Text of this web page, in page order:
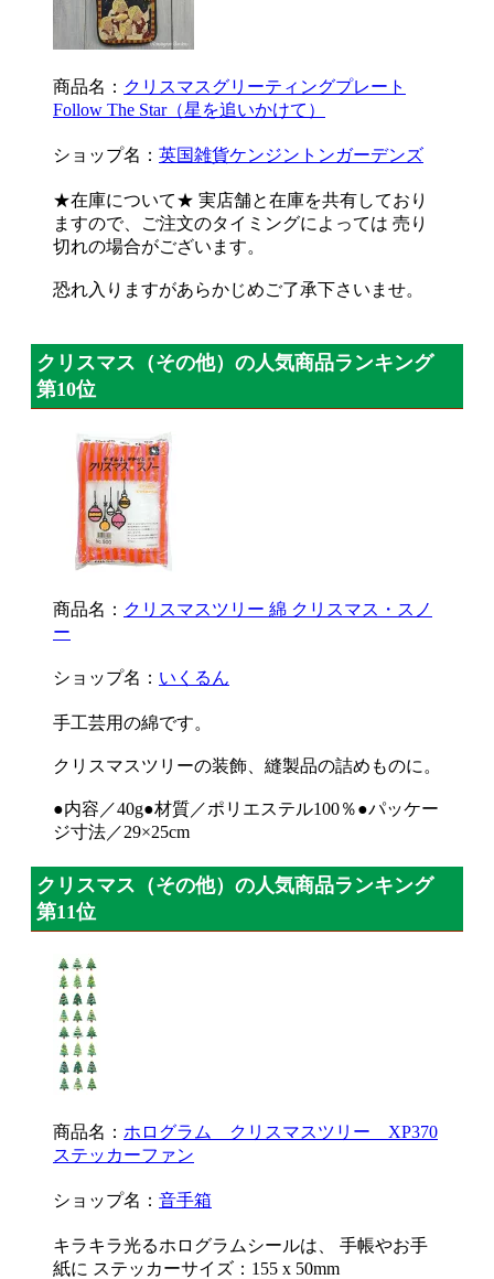
商品名： クリスマスグリーティングプレート
Follow The Star（星を追いかけて）
ショップ名： 英国雑貨ケンジントンガーデンズ
★在庫について★ 実店舗と在庫を共有しており
ますので、ご注文のタイミングによっては 売り
切れの場合がございます。
恐れ入りますがあらかじめご了承下さいませ。
クリスマス（その他）の人気商品ランキング
第10位
商品名： クリスマスツリー 綿 クリスマス・スノ
ー
ショップ名： いくるん
手工芸用の綿です。
クリスマスツリーの装飾、縫製品の詰めものに。
●内容／40g●材質／ポリエステル100％●パッケー
ジ寸法／29×25cm
クリスマス（その他）の人気商品ランキング
第11位
商品名： ホログラム クリスマスツリー XP370
ステッカーファン
ショップ名： 音手箱
キラキラ光るホログラムシールは、 手帳やお手
紙に ステッカーサイズ：155 x 50mm